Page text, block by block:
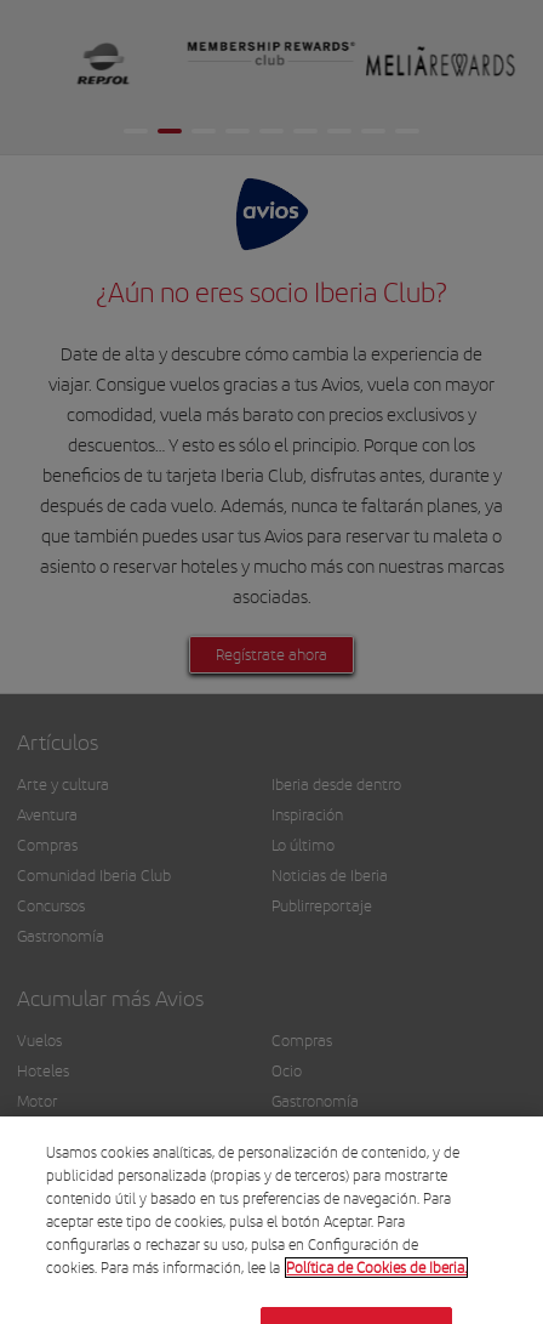
¿Aún no eres socio Iberia Club?
Date de alta y descubre cómo cambia la experiencia de
viajar. Consigue vuelos gracias a tus Avios, vuela con mayor
comodidad, vuela más barato con precios exclusivos y
descuentos… Y esto es sólo el principio. Porque con los
beneficios de tu tarjeta Iberia Club, disfrutas antes, durante y
después de cada vuelo. Además, nunca te faltarán planes, ya
que también puedes usar tus Avios para reservar tu maleta o
asiento o reservar hoteles y mucho más con nuestras marcas
asociadas.
Regístrate ahora
Artículos
Arte y cultura
Aventura
Compras
Comunidad Iberia Club
Concursos
Gastronomía
Iberia desde dentro
Inspiración
Lo último
Noticias de Iberia
Publirreportaje
Acumular más Avios
Vuelos
Hoteles
Motor
Finanzas
Compras
Ocio
Gastronomía
Usamos cookies analíticas, de personalización de contenido, y de
publicidad personalizada (propias y de terceros) para mostrarte
contenido útil y basado en tus preferencias de navegación. Para
aceptar este tipo de cookies, pulsa el botón Aceptar. Para
configurarlas o rechazar su uso, pulsa en Configuración de
cookies. Para más información, lee la Política de Cookies de Iberia.